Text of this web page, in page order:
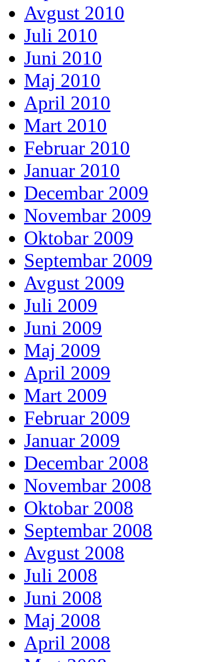
Avgust 2010
Juli 2010
Juni 2010
Maj 2010
April 2010
Mart 2010
Februar 2010
Januar 2010
Decembar 2009
Novembar 2009
Oktobar 2009
Septembar 2009
Avgust 2009
Juli 2009
Juni 2009
Maj 2009
April 2009
Mart 2009
Februar 2009
Januar 2009
Decembar 2008
Novembar 2008
Oktobar 2008
Septembar 2008
Avgust 2008
Juli 2008
Juni 2008
Maj 2008
April 2008